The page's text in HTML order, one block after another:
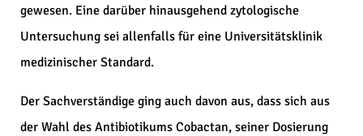
gewesen. Eine darüber hinausgehend zytologische
Untersuchung sei allenfalls für eine Universitätsklinik
medizinischer Standard.
Der Sachverständige ging auch davon aus, dass sich aus
der Wahl des Antibiotikums Cobactan, seiner Dosierung